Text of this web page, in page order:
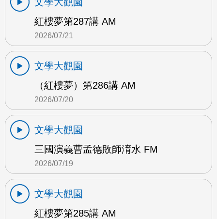
紅樓夢第287講 AM
2026/07/21
文學大觀園
（紅樓夢）第286講 AM
2026/07/20
文學大觀園
三國演義曹孟德敗師淯水 FM
2026/07/19
文學大觀園
紅樓夢第285講 AM